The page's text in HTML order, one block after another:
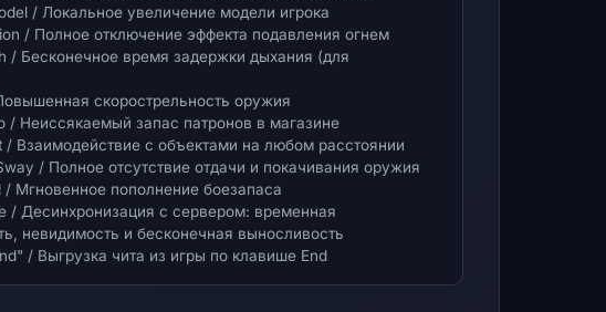
/ Локальное увеличение модели игрока
/ Полное отключение эффекта подавления огнем
/ Бесконечное время задержки дыхания (для
скорострельность оружия
/ Неиссякаемый запас патронов в магазине
/ Взаимодействие с объектами на любом расстоянии
/ Полное отсутствие отдачи и покачивания оружия
/ Мгновенное пополнение боезапаса
/ Десинхронизация с сервером: временная
невидимость и бесконечная выносливость
/ Выгрузка чита из игры по клавише End